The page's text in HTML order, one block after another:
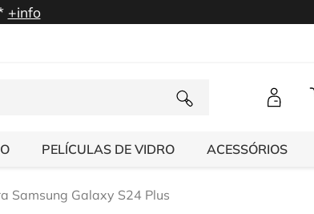
+info
PELÍCULAS DE VIDRO ACESSÓRIOS
Samsung Galaxy S24 Plus